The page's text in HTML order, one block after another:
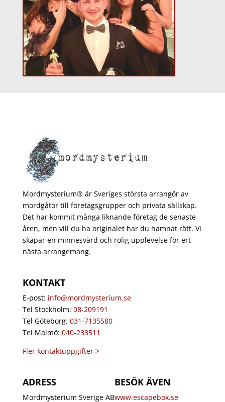
Mordmysterium® är Sveriges största arrangör av
mordgåtor till företagsgrupper och privata sällskap.
Det har kommit många liknande företag de senaste
åren, men vill du ha originalet har du hamnat rätt. Vi
skapar en minnesvärd och rolig upplevelse för ert
nästa arrangemang.
KONTAKT
E-post: info@mordmysterium.se
Tel Stockholm: 08-209191
Tel Göteborg: 031-7135580
Tel Malmö: 040-233511
Fler kontaktuppgifter >
ADRESS
Mordmysterium Sverige AB
BESÖK ÄVEN
www.escapebox.se